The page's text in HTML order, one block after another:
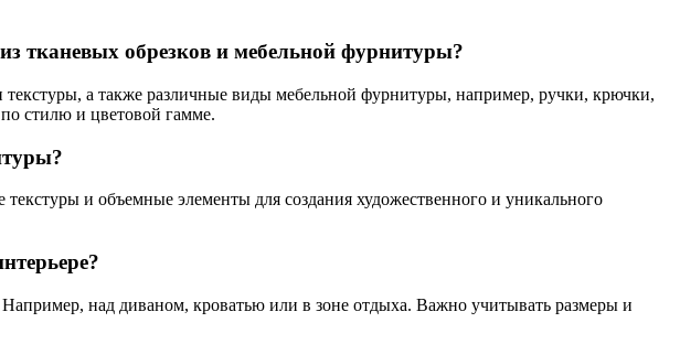
тканевых обрезков и мебельной фурнитуры?
текстуры, а также различные виды мебельной фурнитуры, например, ручки, крючки,
стилю и цветовой гамме.
и объемные элементы для создания художественного и уникального
над диваном, кроватью или в зоне отдыха. Важно учитывать размеры и